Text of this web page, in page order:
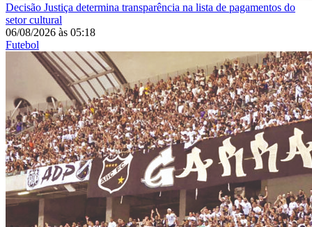
Decisão Justiça determina transparência na lista de pagamentos do
setor cultural
06/08/2026 às 05:18
Futebol